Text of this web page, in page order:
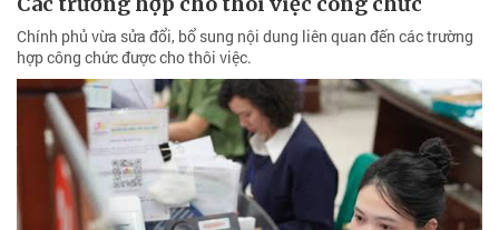
Chính phủ vừa sửa đổi, bổ sung nội dung liên quan đến các trường
hợp công chức được cho thôi việc.